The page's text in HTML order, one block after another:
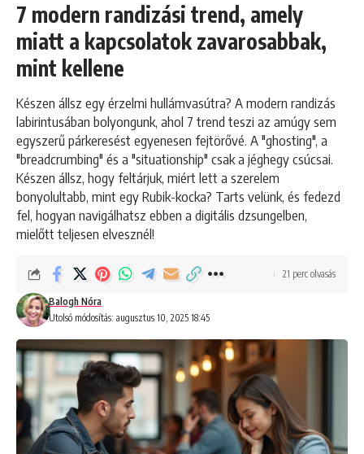
7 modern randizási trend, amely
miatt a kapcsolatok zavarosabbak,
mint kellene
Készen állsz egy érzelmi hullámvasútra? A modern randizás
labirintusában bolyongunk, ahol 7 trend teszi az amúgy sem
egyszerű párkeresést egyenesen fejtörővé. A "ghosting", a
"breadcrumbing" és a "situationship" csak a jéghegy csúcsai.
Készen állsz, hogy feltárjuk, miért lett a szerelem
bonyolultabb, mint egy Rubik-kocka? Tarts velünk, és fedezd
fel, hogyan navigálhatsz ebben a digitális dzsungelben,
mielőtt teljesen elvesznél!
Utolsó módosítás: augusztus 10, 2025 18:45
Balogh Nóra
21 perc olvasás